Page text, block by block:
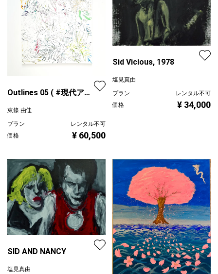
Outlines 05 ( #現代アー
東條 由佳
プラン
レンタル不可
価格
¥ 60,500
Sid Vicious, 1978
塩見真由
プラン
レンタル不可
価格
¥ 34,000
SID AND NANCY
塩見真由